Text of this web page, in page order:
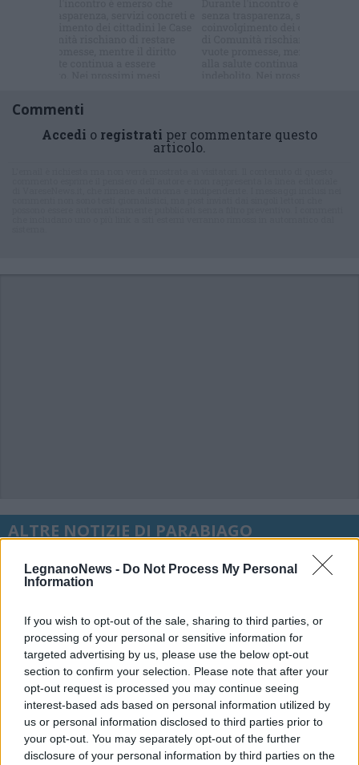
LegnanoNews - Do Not Process My Personal
Information
If you wish to opt-out of the sale, sharing to third parties, or
processing of your personal or sensitive information for
targeted advertising by us, please use the below opt-out
section to confirm your selection. Please note that after your
opt-out request is processed you may continue seeing
interest-based ads based on personal information utilized by
us or personal information disclosed to third parties prior to
your opt-out. You may separately opt-out of the further
disclosure of your personal information by third parties on the
Commenti
Accedi o registrati per commentare questo
articolo.
ALTRE NOTIZIE DI PARABIAGO